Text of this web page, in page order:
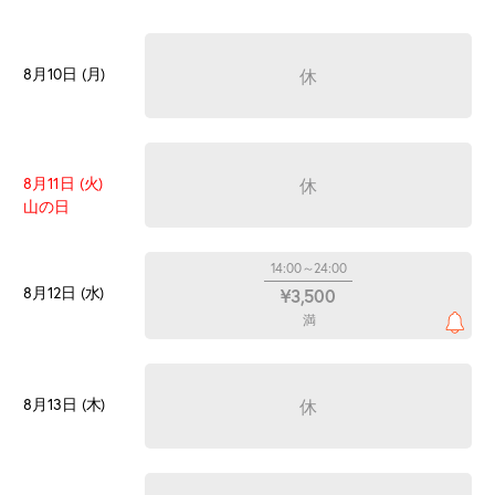
8月10日 (月) 休
8月11日 (火)
山の日
休
8月12日 (水)
14:00～24:00
¥3,500
満
8月13日 (木) 休